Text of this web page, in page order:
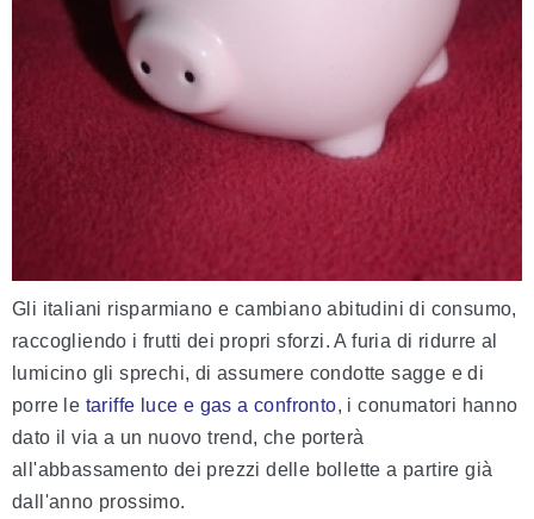
Gli italiani risparmiano e cambiano abitudini di consumo,
raccogliendo i frutti dei propri sforzi. A furia di ridurre al
lumicino gli sprechi, di assumere condotte sagge e di
porre le tariffe luce e gas a confronto, i conumatori hanno
dato il via a un nuovo trend, che porterà
all'abbassamento dei prezzi delle bollette a partire già
dall'anno prossimo.